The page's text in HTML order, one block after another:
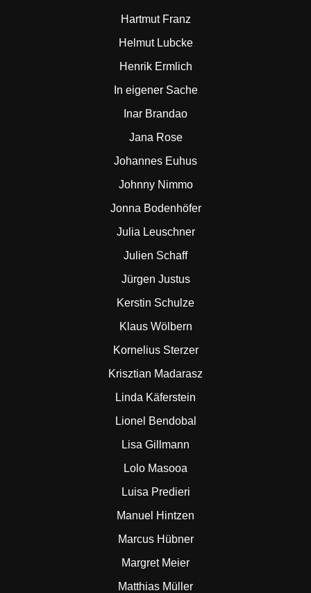
Hartmut Franz
Helmut Lubcke
Henrik Ermlich
In eigener Sache
Inar Brandao
Jana Rose
Johannes Euhus
Johnny Nimmo
Jonna Bodenhöfer
Julia Leuschner
Julien Schaff
Jürgen Justus
Kerstin Schulze
Klaus Wölbern
Kornelius Sterzer
Krisztian Madarasz
Linda Käferstein
Lionel Bendobal
Lisa Gillmann
Lolo Masooa
Luisa Predieri
Manuel Hintzen
Marcus Hübner
Margret Meier
Matthias Müller